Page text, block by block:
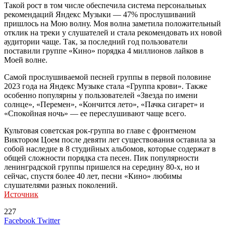
Такой рост в том числе обеспечила система персональных
рекомендаций Яндекс Музыки — 47% прослушиваний
пришлось на Мою волну. Моя волна заметила положительный
отклик на треки у слушателей и стала рекомендовать их новой
аудитории чаще. Так, за последний год пользователи
поставили группе «Кино» порядка 4 миллионов лайков в
Моей волне.
Самой прослушиваемой песней группы в первой половине
2023 года на Яндекс Музыке стала «Группа крови». Также
особенно популярны у пользователей «Звезда по имени
солнце», «Перемен», «Кончится лето», «Пачка сигарет» и
«Спокойная ночь» — ее переслушивают чаще всего.
Культовая советская рок-группа во главе с фронтменом
Виктором Цоем после девяти лет существования оставила за
собой наследие в 8 студийных альбомов, которые содержат в
общей сложности порядка ста песен. Пик популярности
ленинградской группы пришелся на середину 80-х, но и
сейчас, спустя более 40 лет, песни «Кино» любимы
слушателями разных поколений.
Источник
227
Facebook TwitterLinkedIn
Tumblr
Reddit
Вконтакте
Одноклассники
Skype
Messenger
Messenger
WhatsApp
Telegram
Viber
Line
Поделиться
Печатать